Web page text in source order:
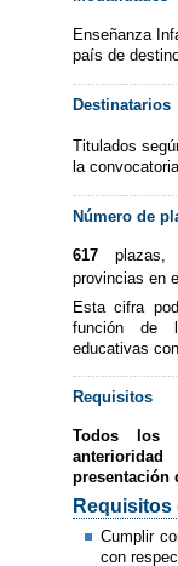
Enseñanza
país de
Destinatarios
Titulados
la
Número de
617
provincias en el
Esta cifra
función de
educativas
Requisitos
Todos los
presentación
Requisitos
Cumplir
con